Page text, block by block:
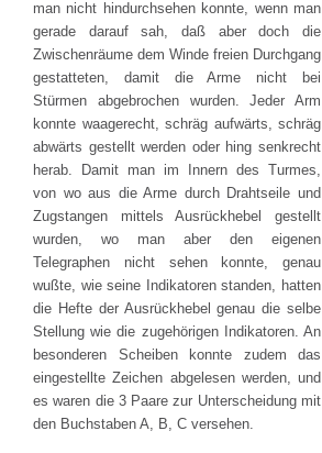
man nicht hindurchsehen konnte, wenn man
gerade darauf sah, daß aber doch die
Zwischenräume dem Winde freien Durchgang
gestatteten, damit die Arme nicht bei
Stürmen abgebrochen wurden. Jeder Arm
konnte waagerecht, schräg aufwärts, schräg
abwärts gestellt werden oder hing senkrecht
herab. Damit man im Innern des Turmes,
von wo aus die Arme durch Drahtseile und
Zugstangen mittels Ausrückhebel gestellt
wurden, wo man aber den eigenen
Telegraphen nicht sehen konnte, genau
wußte, wie seine Indikatoren standen, hatten
die Hefte der Ausrückhebel genau die selbe
Stellung wie die zugehörigen Indikatoren. An
besonderen Scheiben konnte zudem das
eingestellte Zeichen abgelesen werden, und
es waren die 3 Paare zur Unterscheidung mit
den Buchstaben A, B, C versehen.